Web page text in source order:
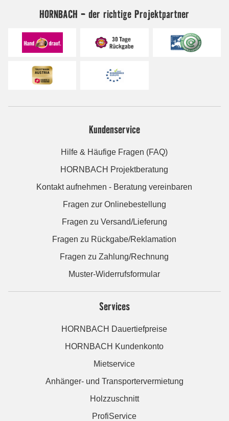
HORNBACH - der richtige Projektpartner
Kundenservice
Hilfe & Häufige Fragen (FAQ)
HORNBACH Projektberatung
Kontakt aufnehmen - Beratung vereinbaren
Fragen zur Onlinebestellung
Fragen zu Versand/Lieferung
Fragen zu Rückgabe/Reklamation
Fragen zu Zahlung/Rechnung
Muster-Widerrufsformular
Services
HORNBACH Dauertiefpreise
HORNBACH Kundenkonto
Mietservice
Anhänger- und Transportervermietung
Holzzuschnitt
ProfiService